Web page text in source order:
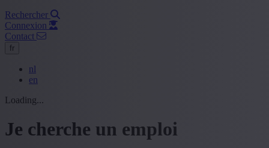
Rechercher
Connexion
Contact
fr
nl
en
Loading...
Je cherche un emploi